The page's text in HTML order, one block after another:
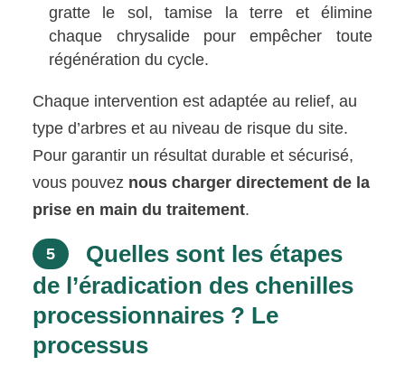
gratte le sol, tamise la terre et élimine
chaque chrysalide pour empêcher toute
régénération du cycle.
Chaque intervention est adaptée au relief, au
type d’arbres et au niveau de risque du site.
Pour garantir un résultat durable et sécurisé,
vous pouvez nous charger directement de la
prise en main du traitement.
5
Quelles sont les étapes
de l’éradication des chenilles
processionnaires ? Le
processus